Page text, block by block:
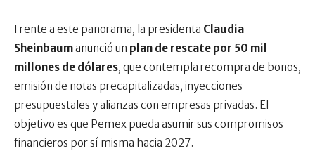
Frente a este panorama, la presidenta Claudia
Sheinbaumanunció un plan de rescate por 50 mil
millones de dólares, que contempla recompra de bonos,
emisión de notas precapitalizadas, inyecciones
presupuestales y alianzas con empresas privadas. El
objetivo es que Pemex pueda asumir sus compromisos
financieros por sí misma hacia 2027.